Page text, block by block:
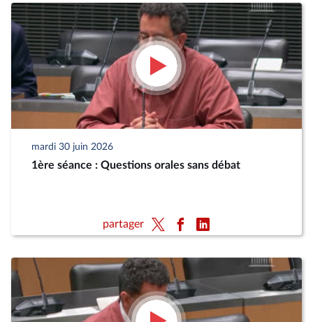
mardi 30 juin 2026
1ère séance : Questions orales sans débat
partager